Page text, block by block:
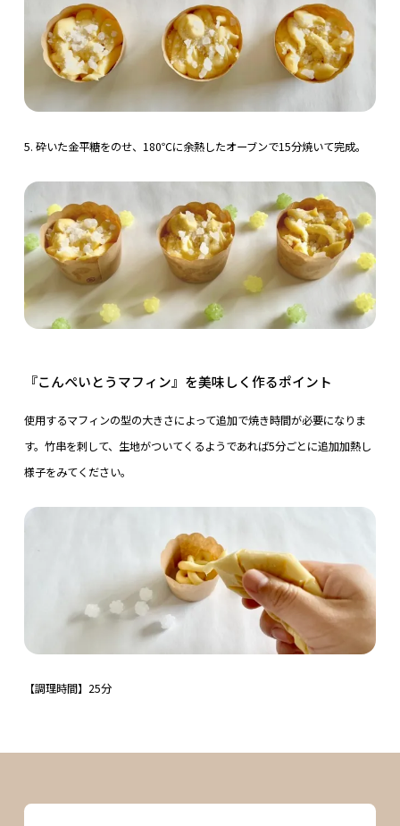
5. 砕いた金平糖をのせ、180℃に余熱したオーブンで15分焼いて完成。
『こんぺいとうマフィン』を美味しく作るポイント
使用するマフィンの型の大きさによって追加で焼き時間が必要になりま
す。竹串を刺して、生地がついてくるようであれば5分ごとに追加加熱し
様子をみてください。
【調理時間】25分